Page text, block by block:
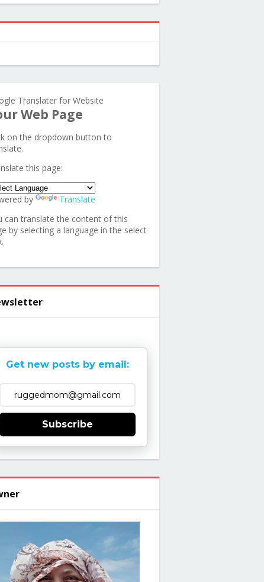
Translater for Website
Web Page
on the dropdown button to
this page:
by
Translate
can translate the content of this
by selecting a language in the select
Get new posts by email:
Subscribe